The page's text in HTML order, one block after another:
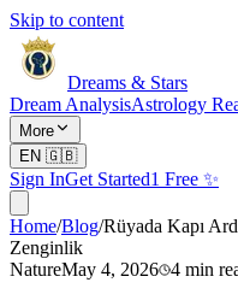
Skip to content
Dreams & Stars
Dream AnalysisAstrology
More
EN 🇬🇧
Sign InGet Started1 Free ✨
Home/Blog/Rüyada Kapı
Zenginlik
NatureMay 4, 2026 4 min